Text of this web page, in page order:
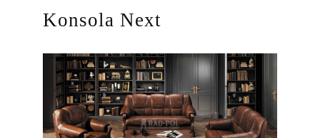
Konsola Next